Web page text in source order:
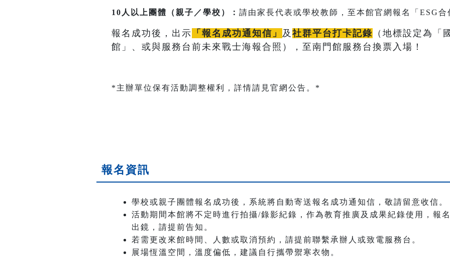
10人以上團體（親子／學校）： 請由家長代表或學校教師，至本館官網報名「ESG
報名成功後，出示 「報名成功通知信」 及 社群平台打卡記錄 （地標設定為「
館」、或與服務台前未來戰士海報合照），至南門館服務台換票入場！
*主辦單位保有活動調整權利，詳情請見官網公告。*
報名資訊
學校或親子團體報名成功後，系統將自動寄送報名成功通知信，敬請留意收信。
活動期間本館將不定時進行拍攝/錄影紀錄，作為教育推廣及成果紀錄使用，報
出鏡，請提前告知。
若需更改來館時間、人數或取消預約，請提前聯繫承辦人或致電服務台。
展場恆溫空間，溫度偏低，建議自行攜帶禦寒衣物。